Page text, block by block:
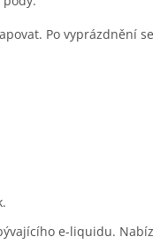
Po vyprázdnění
e-liquidu.